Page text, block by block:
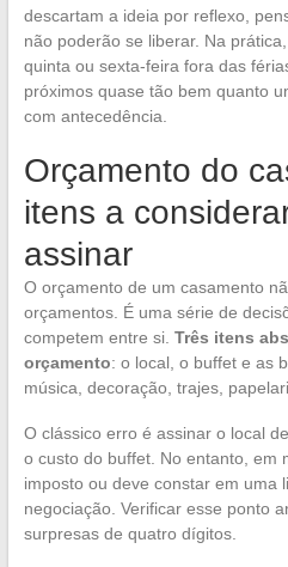
descartam a ideia por reflexo,
não poderão se liberar. Na
quinta ou sexta-feira fora das
próximos quase tão bem quanto
com antecedência.
Orçamento do
itens a
assinar
O orçamento de um casamento
orçamentos. É uma série de
competem entre si. Três itens
orçamento: o local, o buffet e as
música, decoração, trajes,
O clássico erro é assinar o local
o custo do buffet. No entanto, em
imposto ou deve constar em uma
negociação. Verificar esse ponto
surpresas de quatro dígitos.